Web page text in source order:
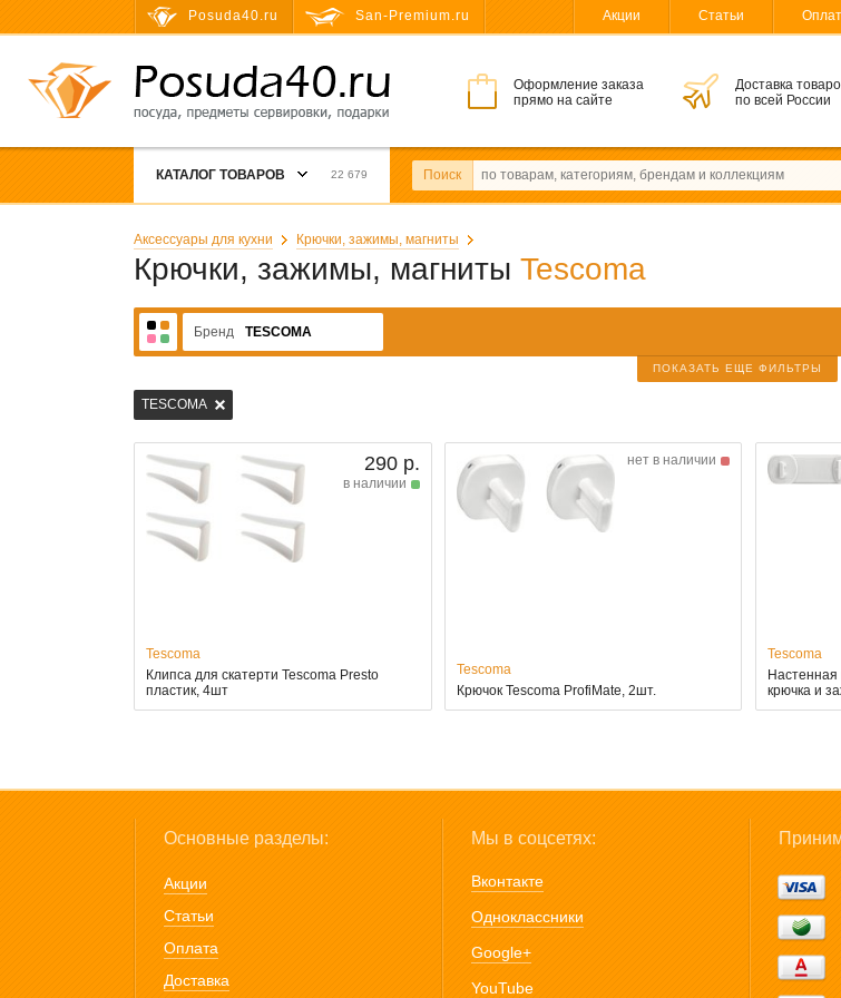
Posuda40.ru San-Premium.ru Акции Статьи
Оформление заказа
прямо на сайте
Доставка
по всей России
КАТАЛОГ ТОВАРОВ 22 679 Поиск
Аксессуары для кухни Крючки, зажимы, магниты
Крючки, зажимы, магниты Tescoma
Бренд TESCOMA
ПОКАЗАТЬ ЕЩЕ ФИЛЬТРЫ
TESCOMA
290 р.
в наличии
Tescoma
Клипса для скатерти Tescoma Presto
пластик, 4шт
нет в наличии
Tescoma
Крючок Tescoma ProfiMate, 2шт.
Tescoma
Настенная
крючка и
Основные разделы:
Акции
Статьи
Оплата
Доставка
Мы в соцсетях:
Вконтакте
Одноклассники
Google+
YouTube